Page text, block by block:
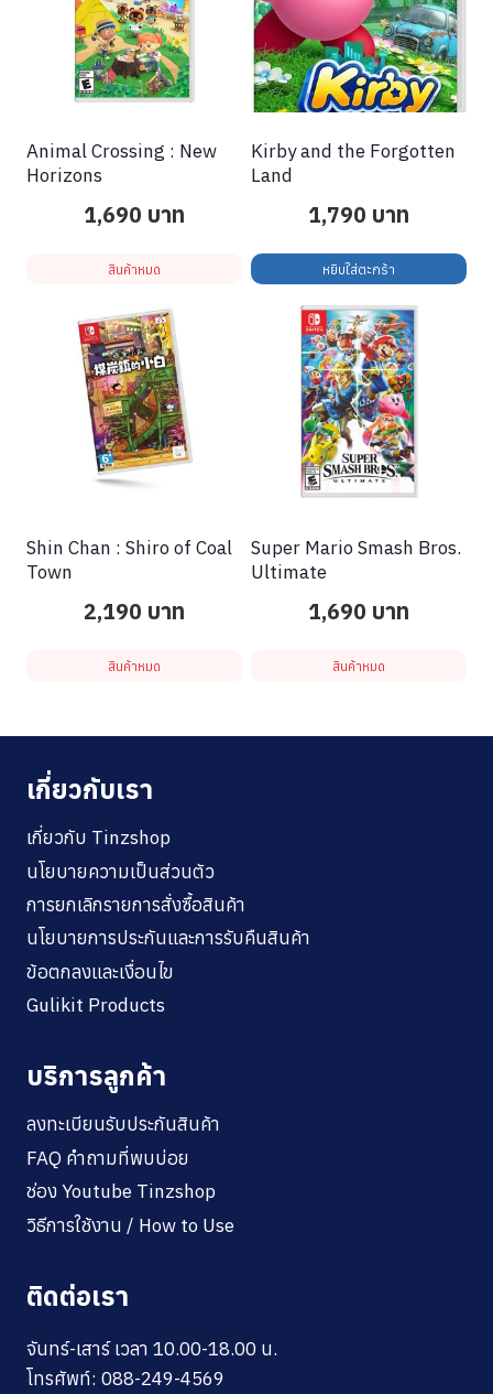
Animal Crossing : New
Horizons
1,690 บาท
สินค้าหมด
Kirby and the Forgotten
Land
1,790 บาท
หยิบใส่ตะกร้า
Shin Chan : Shiro of Coal
Town
2,190 บาท
สินค้าหมด
Super Mario Smash Bros.
Ultimate
1,690 บาท
สินค้าหมด
เกี่ยวกับเรา
เกี่ยวกับ Tinzshop
นโยบายความเป็นส่วนตัว
การยกเลิกรายการสั่งซื้อสินค้า
นโยบายการประกันและการรับคืนสินค้า
ข้อตกลงและเงื่อนไข
Gulikit Products
บริการลูกค้า
ลงทะเบียนรับประกันสินค้า
FAQ คำถามที่พบบ่อย
ช่อง Youtube Tinzshop
วิธีการใช้งาน / How to Use
ติดต่อเรา
จันทร์-เสาร์ เวลา 10.00-18.00 น.
โทรศัพท์: 088-249-4569